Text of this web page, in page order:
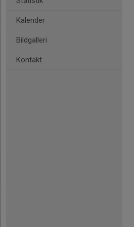
Kalender
Bildgalleri
Kontakt